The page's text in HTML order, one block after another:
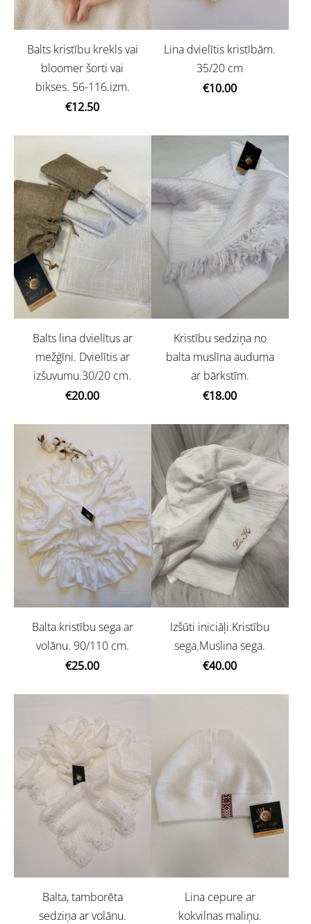
Balts kristību krekls vai
bloomer šorti vai
bikses. 56-116.izm.
€12.50
Lina dvielītis kristībām.
35/20 cm
€10.00
Balts lina dvielītus ar
mežģīni. Dvielītis ar
izšuvumu.30/20 cm.
€20.00
Kristību sedziņa no
balta muslīna auduma
ar bārkstīm.
€18.00
Balta kristību sega ar
volānu. 90/110 cm.
€25.00
Izšūti iniciāļi.Kristību
sega.Muslina sega.
€40.00
Balta, tamborēta
sedziņa ar volānu.
Lina cepure ar
kokvilnas maliņu.